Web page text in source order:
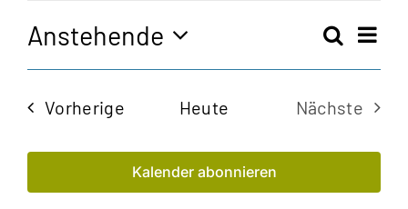
und
Suche
Anstehende
Datum
VorherigeVeranstaltungen
Heute
Nächste
Kalender abonnieren